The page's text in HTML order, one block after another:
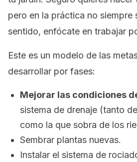
pero en la práctica no siempre
sentido, enfócate en trabajar
Este es un modelo de las
desarrollar por fases:
Mejorar las condiciones
sistema de drenaje (tanto
como la que sobra de los
Sembrar plantas nuevas.
Instalar el sistema de